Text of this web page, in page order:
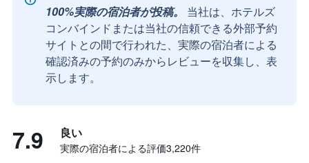
100%実際の宿泊者が投稿。
当社は、ホテルズ
コンバインドまたは当社の信頼できる外部予約
サイトとの間で行われた、実際の宿泊者による
確認済みの予約のみからレビューを収集し、表
示します。
7.9 良い
実際の宿泊者による評価3,220​件